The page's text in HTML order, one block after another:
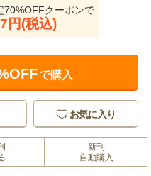
70%OFFクーポンで
円(税込)
で購入
お気に入り
新刊
自動購入